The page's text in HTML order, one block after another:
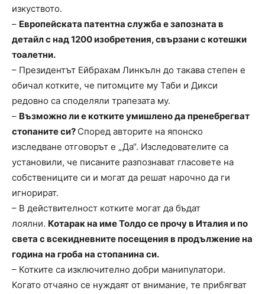
изкуството.
– Европейската патентна служба е запозната в
детайл с над 1200 изобретения, свързани с котешки
тоалетни.
– Президентът Ейбрахам Линкълн до такава степен е
обичал котките, че питомците му Таби и Дикси
редовно са споделяли трапезата му.
– Възможно ли е котките умишлено да пренебрегват
стопаните си? Според авторите на японско
изследване отговорът е „Да“. Изследователите са
установили, че писаните разпознават гласовете на
собствениците си и могат да решат нарочно да ги
игнорират.
– В действителност котките могат да бъдат
лоялни. Котарак на име Толдо се прочу в Италия и по
света с всекидневните посещения в продължение на
година на гроба на стопанина си.
– Котките са изключително добри манипулатори.
Когато отчаяно се нуждаят от внимание, те прибягват